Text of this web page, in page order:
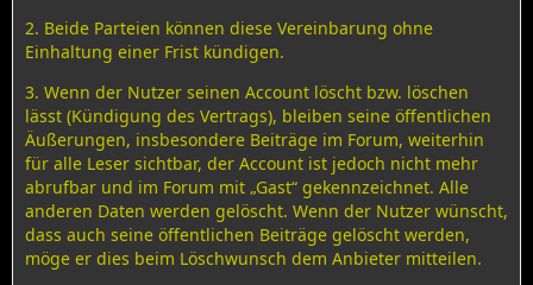
2. Beide Parteien können diese Vereinbarung ohne
Einhaltung einer Frist kündigen.
3. Wenn der Nutzer seinen Account löscht bzw. löschen
lässt (Kündigung des Vertrags), bleiben seine öffentlichen
Äußerungen, insbesondere Beiträge im Forum, weiterhin
für alle Leser sichtbar, der Account ist jedoch nicht mehr
abrufbar und im Forum mit „Gast“ gekennzeichnet. Alle
anderen Daten werden gelöscht. Wenn der Nutzer wünscht,
dass auch seine öffentlichen Beiträge gelöscht werden,
möge er dies beim Löschwunsch dem Anbieter mitteilen.